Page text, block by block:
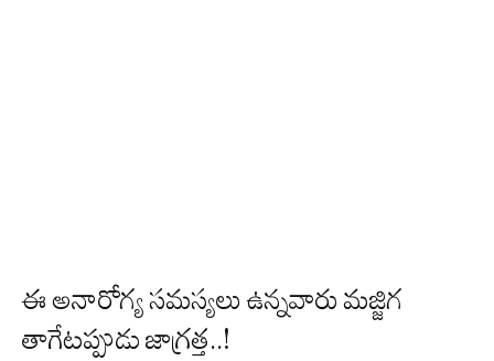
ఈ అనారోగ్య సమస్యలు ఉన్నవారు మజ్జిగ
తాగేటప్పుడు జాగ్రత్త..!